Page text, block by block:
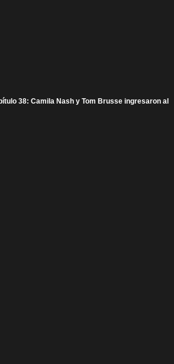
38: Camila Nash y Tom Brusse ingresaron al